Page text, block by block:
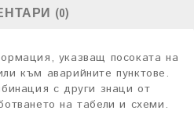
(0)
указващ посоката на
към аварийните пунктове.
с други знаци от
на табели и схеми.